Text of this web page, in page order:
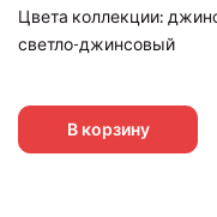
Цвета коллекции:
светло-джинсовый
В корзину